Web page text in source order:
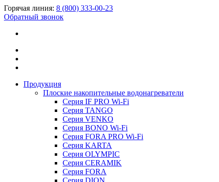
Горячая линия: 8 (800) 333-00-23
Обратный звонок
Продукция
Плоские накопительные водонагреватели
Серия IF PRO Wi-Fi
Серия TANGO
Серия VENKO
Серия BONO Wi-Fi
Серия FORA PRO Wi-Fi
Серия KARTA
Серия OLYMPIC
Серия CERAMIK
Серия FORA
Серия DION